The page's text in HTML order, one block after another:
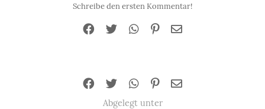
Schreibe den ersten Kommentar!
Abgelegt unter